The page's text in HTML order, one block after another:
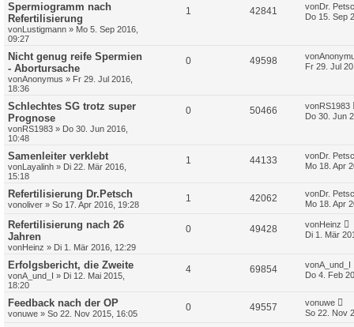
Spermiogramm nach
Refertilisierung
vonLustigmann » Mo 5. Sep 2016,
09:27
1 42841 vonDr.
Do 15. Sep
Nicht genug reife Spermien
- Abortursache
vonAnonymus » Fr 29. Jul 2016,
18:36
0 49598 von
Fr 29. Jul
Schlechtes SG trotz super
Prognose
vonRS1983 » Do 30. Jun 2016,
10:48
0 50466 vonRS1983
Do 30. Jun
Samenleiter verklebt
vonLayalinh » Di 22. Mär 2016,
15:18
1 44133 vonDr.
Mo 18. Apr
Refertilisierung Dr.Petsch
vonoliver » So 17. Apr 2016, 19:28
1 42062 vonDr.
Mo 18. Apr
Refertilisierung nach 26
Jahren
vonHeinz » Di 1. Mär 2016, 12:29
0 49428 vonHeinz
Di 1. Mär
Erfolgsbericht, die Zweite
vonA_und_I » Di 12. Mai 2015,
18:20
4 69854 vonA_und_I
Do 4. Feb
Feedback nach der OP
vonuwe » So 22. Nov 2015, 16:05
0 49557 vonuwe
So 22. Nov